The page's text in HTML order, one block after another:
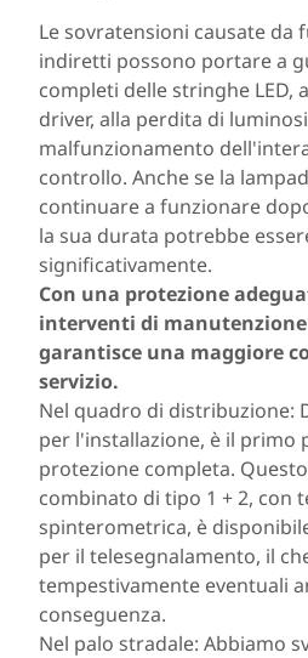
Le sovratensioni causate da
indiretti possono portare a
completi delle stringhe LED,
driver, alla perdita di
malfunzionamento
controllo. Anche se la
continuare a funzionare
la sua durata potrebbe
significativamente.
Con una protezione
interventi di manutenzione
garantisce una maggiore
servizio.
Nel quadro di distribuzione:
per l'installazione, è il primo
protezione completa.
combinato di tipo 1 + 2, con
spinterometrica, è
per il telesegnalamento, il
tempestivamente eventuali
conseguenza.
Nel palo stradale: Abbiamo